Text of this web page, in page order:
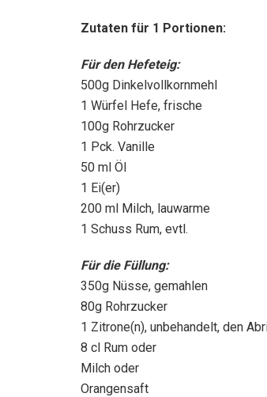
Zutaten für 1 Portionen:
Für den Hefeteig:
500g Dinkelvollkornmehl
1 Würfel Hefe, frische
100g Rohrzucker
1 Pck. Vanille
50 ml Öl
1 Ei(er)
200 ml Milch, lauwarme
1 Schuss Rum, evtl.
Für die Füllung:
350g Nüsse, gemahlen
80g Rohrzucker
1 Zitrone(n), unbehandelt, den
8 cl Rum oder
Milch oder
Orangensaft